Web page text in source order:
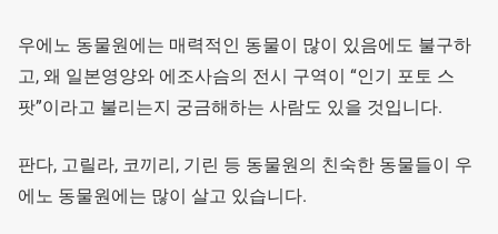
우에노 동물원에는 매력적인 동물이 많이 있음에도 불구하
고, 왜 일본영양와 에조사슴의 전시 구역이 “인기 포토 스
팟”이라고 불리는지 궁금해하는 사람도 있을 것입니다.
판다, 고릴라, 코끼리, 기린 등 동물원의 친숙한 동물들이 우
에노 동물원에는 많이 살고 있습니다.